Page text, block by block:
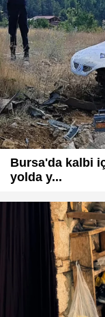
Bursa'da kalbi
yolda y...